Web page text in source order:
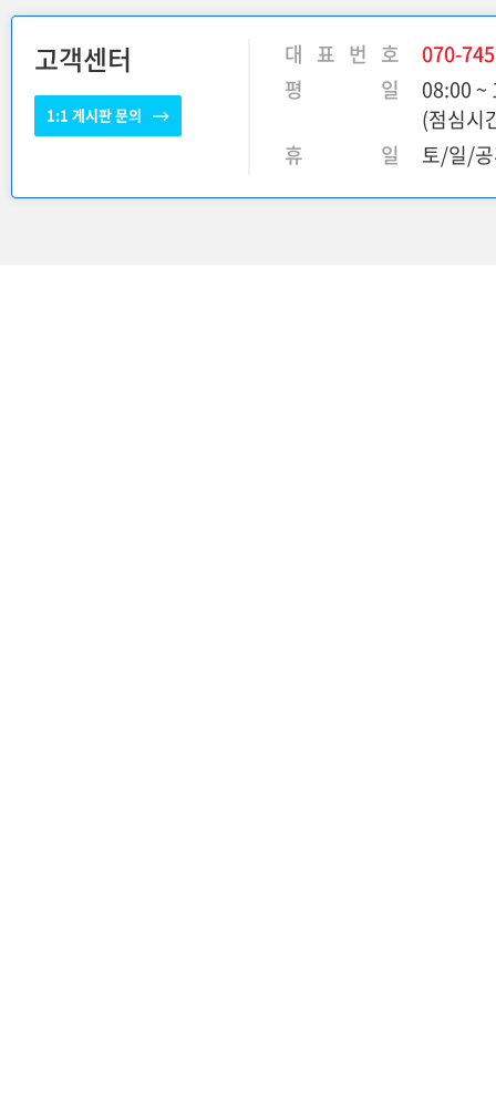
고객센터
1:1 게시판 문의
대 표 번 호
070-
평 일
08:00 ~
(점심시
휴 일
토/일/